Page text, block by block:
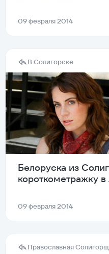
09 февраля 2014
В Солигорске
Белоруска из
короткометражку
09 февраля 2014
Православная